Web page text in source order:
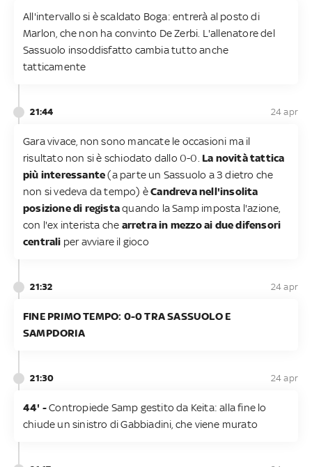
All'intervallo si è scaldato Boga: entrerà al posto di
Marlon, che non ha convinto De Zerbi. L'allenatore del
Sassuolo insoddisfatto cambia tutto anche
tatticamente
21:44 24 apr
Gara vivace, non sono mancate le occasioni ma il
risultato non si è schiodato dallo 0-0. La novità tattica
più interessante(a parte un Sassuolo a 3 dietro che
non si vedeva da tempo) èCandreva nell'insolita
posizione di registaquando la Samp imposta l'azione,
con l'ex interista che arretra in mezzo ai due difensori
centrali per avviare il gioco
21:32 24 apr
FINE PRIMO TEMPO: 0-0 TRA SASSUOLO E
SAMPDORIA
21:30 24 apr
44' -Contropiede Samp gestito da Keita: alla fine lo
chiude un sinistro di Gabbiadini, che viene murato